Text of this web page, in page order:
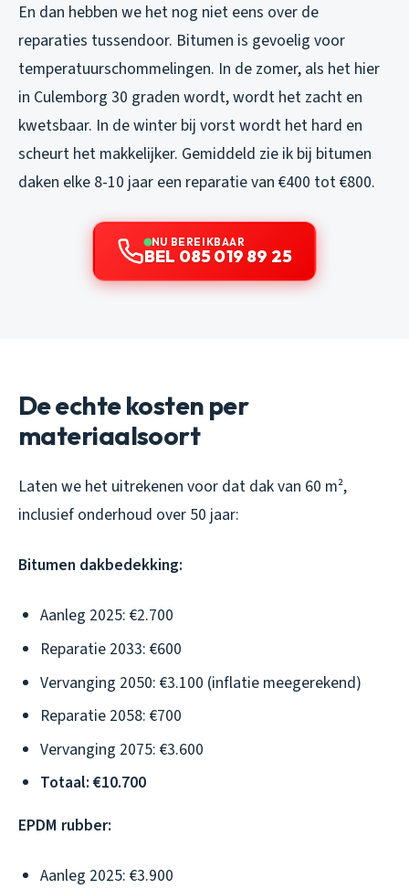
En dan hebben we het nog niet eens over de
reparaties tussendoor. Bitumen is gevoelig voor
temperatuurschommelingen. In de zomer, als het hier
in Culemborg 30 graden wordt, wordt het zacht en
kwetsbaar. In de winter bij vorst wordt het hard en
scheurt het makkelijker. Gemiddeld zie ik bij bitumen
daken elke 8-10 jaar een reparatie van €400 tot €800.
NU BEREIKBAAR
BEL 085 019 89 25
De echte kosten per
materiaalsoort
Laten we het uitrekenen voor dat dak van 60 m²,
inclusief onderhoud over 50 jaar:
Bitumen dakbedekking:
Aanleg 2025: €2.700
Reparatie 2033: €600
Vervanging 2050: €3.100 (inflatie meegerekend)
Reparatie 2058: €700
Vervanging 2075: €3.600
Totaal: €10.700
EPDM rubber:
Aanleg 2025: €3.900